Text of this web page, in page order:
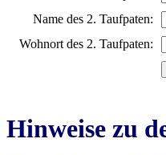
Name des 2. Taufpaten:
Wohnort des 2. Taufpaten:
Hinweise zu